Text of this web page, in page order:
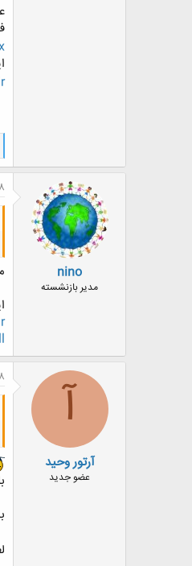
nino
مدیر بازنشسته
آ
آرتور وحید
عضو جدید